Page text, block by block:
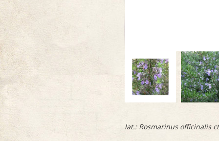
lat.: Rosmarinus officinalis